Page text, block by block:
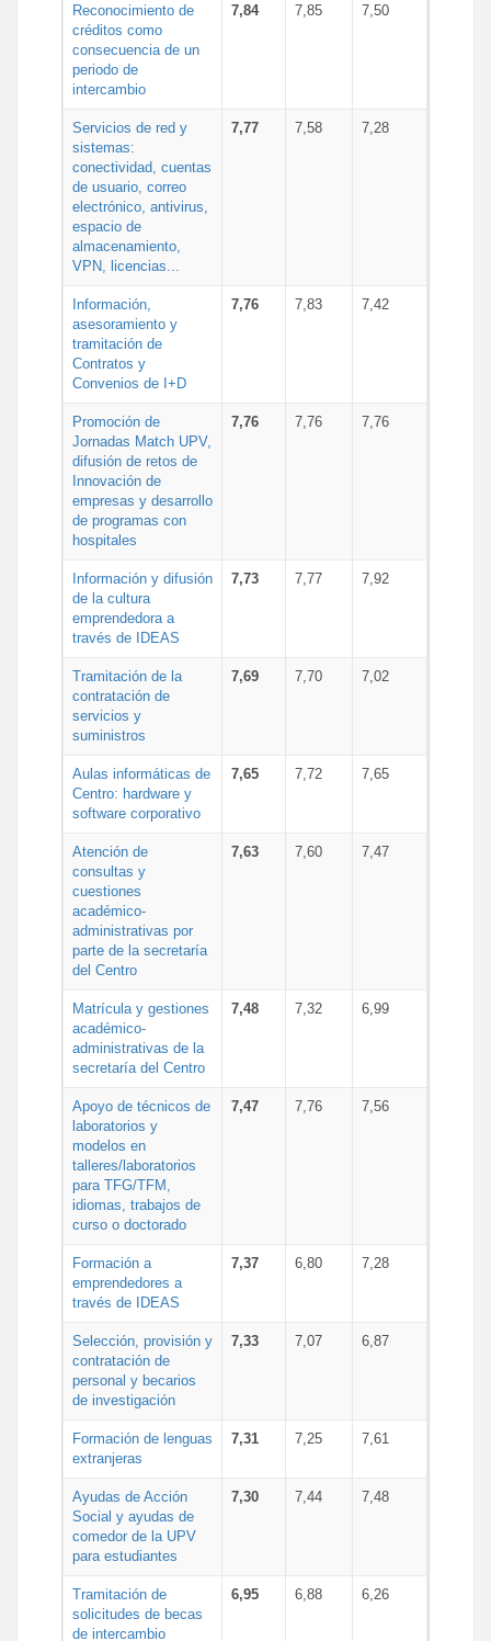
Reconocimiento de
créditos como
consecuencia de un
periodo de
intercambio
7,84 7,85 7,50
Servicios de red y
sistemas:
conectividad, cuentas
de usuario, correo
electrónico, antivirus,
espacio de
almacenamiento,
VPN, licencias...
7,77 7,58 7,28
Información,
asesoramiento y
tramitación de
Contratos y
Convenios de I+D
7,76 7,83 7,42
Promoción de
Jornadas Match UPV,
difusión de retos de
Innovación de
empresas y desarrollo
de programas con
hospitales
7,76 7,76 7,76
Información y difusión
de la cultura
emprendedora a
través de IDEAS
7,73 7,77 7,92
Tramitación de la
contratación de
servicios y
suministros
7,69 7,70 7,02
Aulas informáticas de
Centro: hardware y
software corporativo
7,65 7,72 7,65
Atención de
consultas y
cuestiones
académico-
administrativas por
parte de la secretaría
del Centro
7,63 7,60 7,47
Matrícula y gestiones
académico-
administrativas de la
secretaría del Centro
7,48 7,32 6,99
Apoyo de técnicos de
laboratorios y
modelos en
talleres/laboratorios
para TFG/TFM,
idiomas, trabajos de
curso o doctorado
7,47 7,76 7,56
Formación a
emprendedores a
través de IDEAS
7,37 6,80 7,28
Selección, provisión y
contratación de
personal y becarios
de investigación
7,33 7,07 6,87
Formación de lenguas
extranjeras
7,31 7,25 7,61
Ayudas de Acción
Social y ayudas de
comedor de la UPV
para estudiantes
7,30 7,44 7,48
Tramitación de
solicitudes de becas
de intercambio
6,95 6,88 6,26